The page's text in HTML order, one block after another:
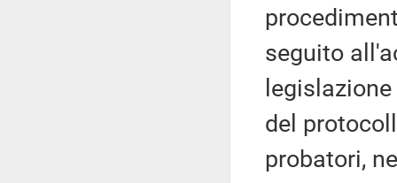
seguito
del
probatori,